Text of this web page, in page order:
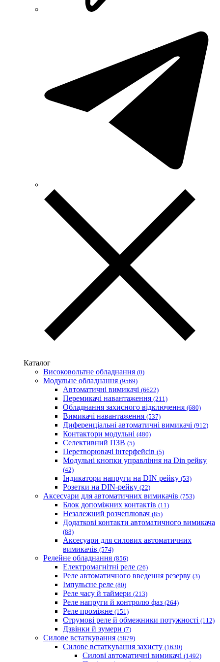
Smart-MAIC
Technoelectric (Італія)
Technosystems (Україна)
TEKPAN (Туреччина)
TeleTec (Україна)
Vargo (Україна)
Vector VS
Vimar (Італія)
Volter (Україна)
Volterm (Україна)
Wago (Німеччина)
АС Привод (Україна)
АСКО-УКРЕМ (Україна)
Запорізький завод кольорових металів (ЗЗКМ)
Каблекс Одеса
Мегомметр (Україна)
Промфактор
Термофіт
Укренерго-Альянс (Україна)
Каталог
Високовольтне обладнання (0)
Модульне обладнання (9569)
Автоматичні вимикачі (6622)
Перемикачі навантаження (211)
Обладнання захисного відключення (680)
Вимикачі навантаження (537)
Диференціальні автоматичні вимикачі (912)
Контактори модульні (480)
Селективний ПЗВ (5)
Перетворювачі інтерфейсів (5)
Модульні кнопки управління на Din рейку
(42)
Індикатори напруги на DIN рейку (53)
Розетки на DIN-рейку (22)
Аксесуари для автоматичних вимикачів (753)
Блок допоміжних контактів (11)
Незалежний розчеплювач (85)
Додаткові контакти автоматичного вимикача
(88)
Аксесуари для силових автоматичних
вимикачів (574)
Релейне обладнання (856)
Електромагнітні реле (26)
Реле автоматичного введення резерву (3)
Імпульсне реле (80)
Реле часу й таймери (213)
Реле напруги й контролю фаз (264)
Реле проміжне (151)
Струмові реле й обмежники потужності (112)
Дзвінки й зумери (7)
Силове встаткування (5879)
Силове встаткування захисту (1630)
Силові автоматичні вимикачі (1492)